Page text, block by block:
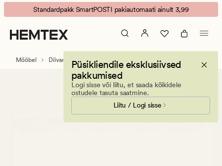
Ava
diivan
avatud
ots
Animated
banner.
Press
ESCAPE
Standardpakk SmartPOSTI pakiautomaati ainult 3,99
Püsikliendile eksklusiivsed
pakkumised
Logi sisse või liitu, et saada kõikidele
ostudele tasuta saatmine.
Liitu / Logi sisse
Mööbel Diivanid Diivan etteulatuva